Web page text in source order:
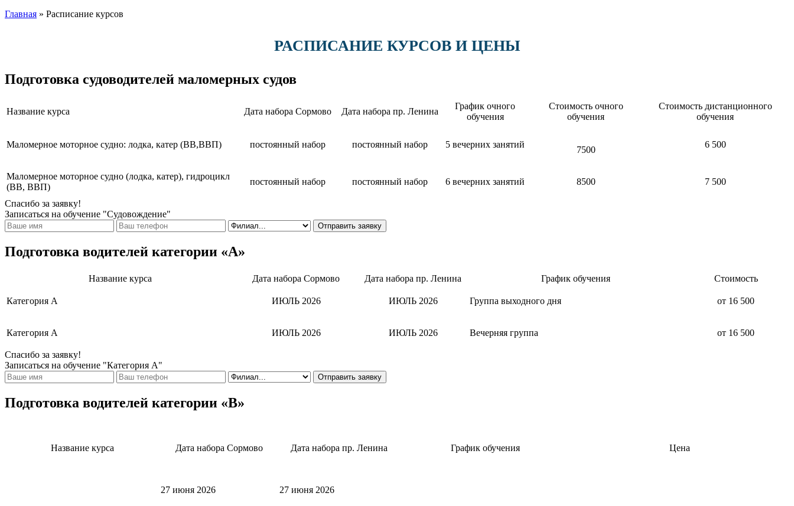
Главная » Расписание курсов
РАСПИСАНИЕ КУРСОВ И ЦЕНЫ
Подготовка судоводителей маломерных судов
Название курса Дата набора Сормово Дата набора пр. Ленина
График очного
обучения
Стоимость очного
обучения
Стоимость дистанционного
обучения
Маломерное моторное судно: лодка, катер (ВВ,ВВП) постоянный набор постоянный набор 5 вечерних занятий
7500
6 500
Маломерное моторное судно (лодка, катер), гидроцикл
(ВВ, ВВП)
постоянный набор постоянный набор 6 вечерних занятий 8500 7 500
Спасибо за заявку!
Записаться на обучение "Судовождение"
Отправить заявку
Подготовка водителей категории «А»
Название курса Дата набора Сормово Дата набора пр. Ленина График обучения Стоимость
Категория А ИЮЛЬ 2026 ИЮЛЬ 2026 Группа выходного дня от 16 500
Категория А ИЮЛЬ 2026 ИЮЛЬ 2026 Вечерняя группа от 16 500
Спасибо за заявку!
Записаться на обучение "Категория А"
Отправить заявку
Подготовка водителей категории «В»
Название курса Дата набора Сормово Дата набора пр. Ленина График обучения Цена
27 июня 2026 27 июня 2026